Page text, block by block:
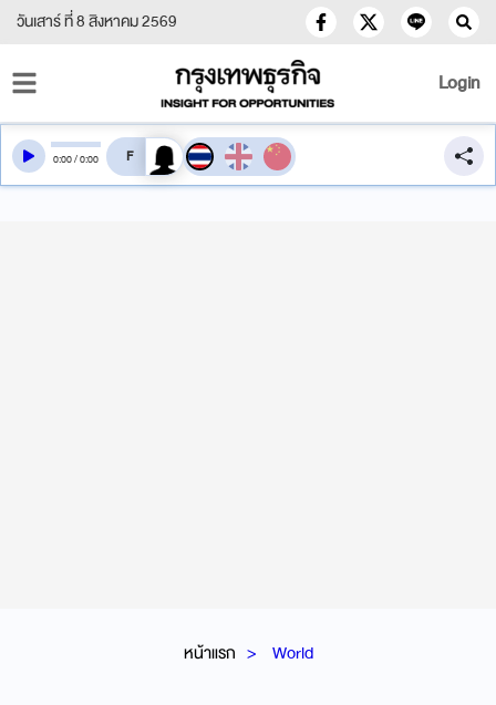
วันเสาร์ ที่ 8 สิงหาคม 2569
Login
หน้าแรก World
0:00/0:00 สลับเสียงอ่าน